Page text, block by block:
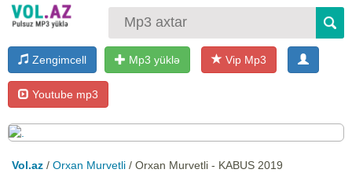
Zengimcell Mp3 yüklə Vip Mp3
Youtube mp3
Vol.az / Orxan Murvetli / Orxan Murvetli - KABUS 2019